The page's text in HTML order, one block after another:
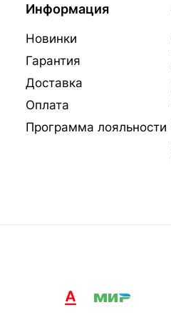
Информация
Новинки
Гарантия
Доставка
Оплата
Программа лояльности